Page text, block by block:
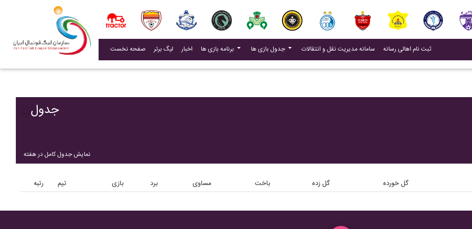
صفحه نخست لیگ برتر اخبار(current) برنامه بازی ها جدول بازی ها سامانه مدیریت نقل و انتقالات (current)
ثبت نام اهالی رسانه(current)
جدول
نمایش جدول کامل در هفته
رتبه تیم بازی برد مساوی باخت گل زده گل خورده